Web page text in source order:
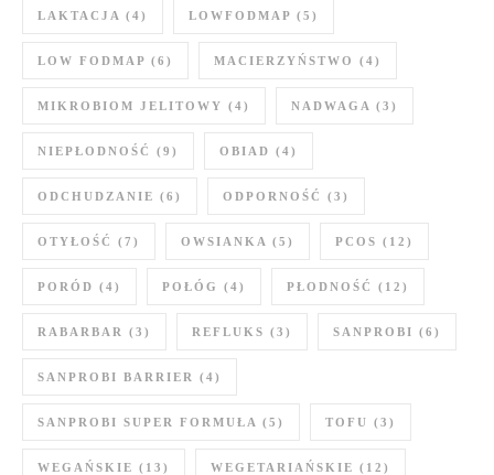
LAKTACJA (4) LOWFODMAP (5)
LOW FODMAP (6) MACIERZYŃSTWO (4)
MIKROBIOM JELITOWY (4) NADWAGA (3)
NIEPŁODNOŚĆ (9) OBIAD (4)
ODCHUDZANIE (6) ODPORNOŚĆ (3)
OTYŁOŚĆ (7) OWSIANKA (5) PCOS (12)
PORÓD (4) POŁÓG (4) PŁODNOŚĆ (12)
RABARBAR (3) REFLUKS (3) SANPROBI (6)
SANPROBI BARRIER (4)
SANPROBI SUPER FORMUŁA (5) TOFU (3)
WEGAŃSKIE (13) WEGETARIAŃSKIE (12)